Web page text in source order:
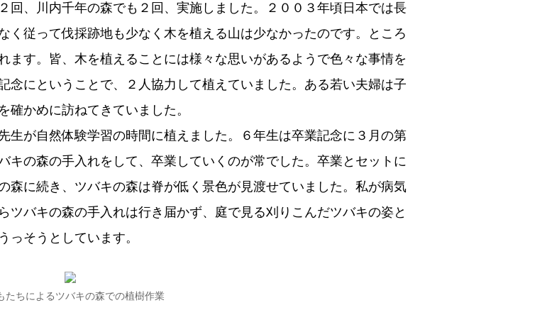
、川内千年の森でも２回、実施しました。２００３年頃日本では長
く従って伐採跡地も少なく木を植える山は少なかったのです。ところ
ます。皆、木を植えることには様々な思いがあるようで色々な事情を
念にということで、２人協力して植えていました。ある若い夫婦は子
確かめに訪ねてきていました。
が自然体験学習の時間に植えました。６年生は卒業記念に３月の第
キの森の手入れをして、卒業していくのが常でした。卒業とセットに
森に続き、ツバキの森は脊が低く景色が見渡せていました。私が病気
ツバキの森の手入れは行き届かず、庭で見る刈りこんだツバキの姿と
っそうとしています。
たちによるツバキの森での植樹作業